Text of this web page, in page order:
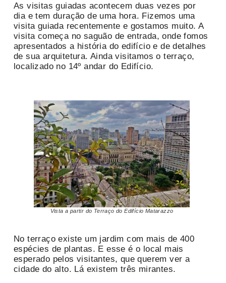
As visitas guiadas acontecem duas vezes por
dia e tem duração de uma hora. Fizemos uma
visita guiada recentemente e gostamos muito. A
visita começa no saguão de entrada, onde fomos
apresentados a história do edifício e de detalhes
de sua arquitetura. Ainda visitamos o terraço,
localizado no 14º andar do Edifício.
Vista a partir do Terraço do Edifício Matarazzo
No terraço existe um jardim com mais de 400
espécies de plantas. E esse é o local mais
esperado pelos visitantes, que querem ver a
cidade do alto. Lá existem três mirantes.